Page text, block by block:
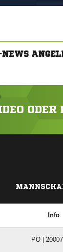
ODER
Info
PO |